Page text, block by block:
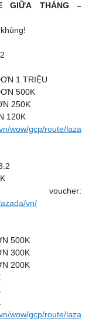
GIỮA THÁNG –
1 TRIỆU
500K
250K
120K
wow/gcp/route/laza
vn/
500K
300K
200K
wow/gcp/route/laza